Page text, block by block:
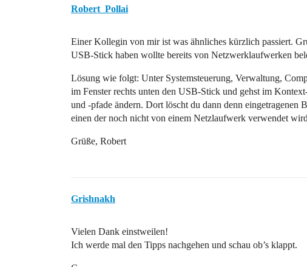
Robert_Pollai
Einer Kollegin von mir ist was ähnliches kürzlich passiert.
USB-Stick haben wollte bereits von Netzwerklaufwerken
Lösung wie folgt: Unter Systemsteuerung, Verwaltung,
im Fenster rechts unten den USB-Stick und gehst im
und -pfade ändern. Dort löscht du dann denn eingetragenen
einen der noch nicht von einem Netzlaufwerk verwendet
Grüße, Robert
Grishnakh
Vielen Dank einstweilen!
Ich werde mal den Tipps nachgehen und schau ob’s klappt.